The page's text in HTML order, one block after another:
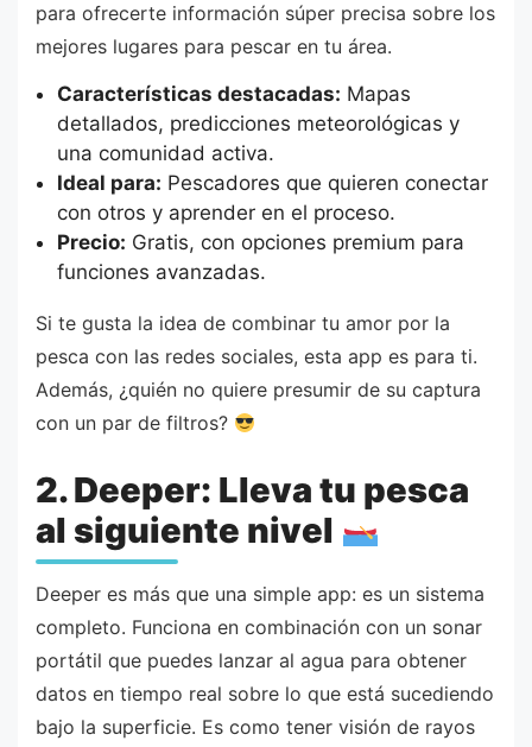
para ofrecerte información súper precisa sobre los
mejores lugares para pescar en tu área.
Características destacadas: Mapas
detallados, predicciones meteorológicas y
una comunidad activa.
Ideal para: Pescadores que quieren conectar
con otros y aprender en el proceso.
Precio: Gratis, con opciones premium para
funciones avanzadas.
Si te gusta la idea de combinar tu amor por la
pesca con las redes sociales, esta app es para ti.
Además, ¿quién no quiere presumir de su captura
con un par de filtros?
2. Deeper: Lleva tu pesca
al siguiente nivel
Deeper es más que una simple app: es un sistema
completo. Funciona en combinación con un sonar
portátil que puedes lanzar al agua para obtener
datos en tiempo real sobre lo que está sucediendo
bajo la superficie. Es como tener visión de rayos